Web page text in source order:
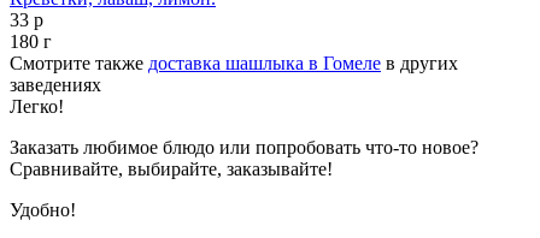
33 р
180 г
Смотрите также доставка шашлыка в Гомеле в других
заведениях
Легко!
Заказать любимое блюдо или попробовать что-то новое?
Сравнивайте, выбирайте, заказывайте!
Удобно!